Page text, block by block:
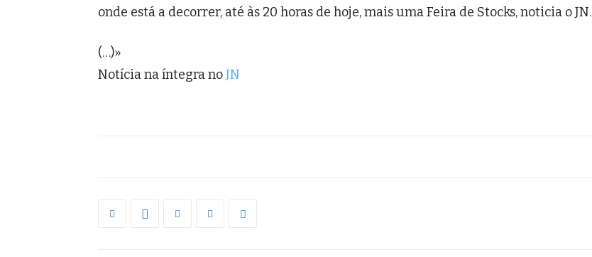
onde está a decorrer, até às 20 horas de hoje, mais uma Feira de Stocks, noticia o JN.
(…)»
Notícia na íntegra noJN